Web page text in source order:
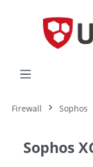
Firewall Sophos
Sophos